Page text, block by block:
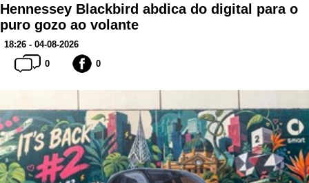
Hennessey Blackbird abdica do digital para o
puro gozo ao volante
18:26 - 04-08-2026
0
0